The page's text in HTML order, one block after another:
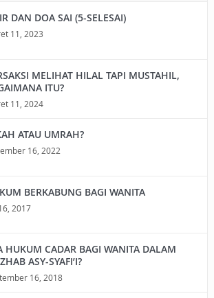
DAN DOA SAI (5-SELESAI)
11, 2023
MELIHAT HILAL TAPI MUSTAHIL,
ITU?
11, 2024
ATAU UMRAH?
16, 2022
BERKABUNG BAGI WANITA
2017
HUKUM CADAR BAGI WANITA DALAM
ASY-SYAFI’I?
16, 2018